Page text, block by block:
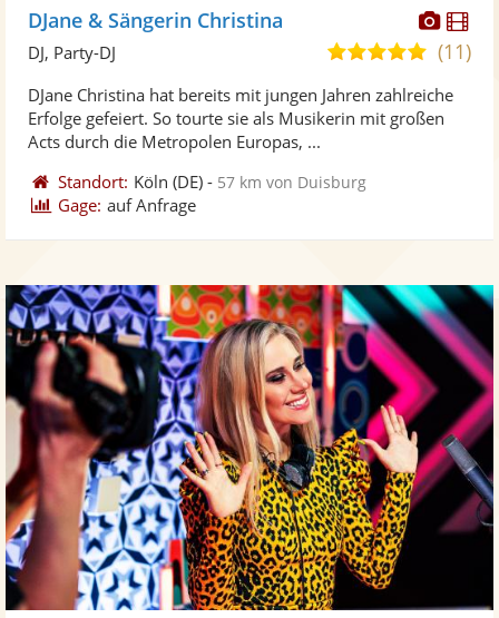
Fotos
DJane & Sängerin Christina
4,9
5
(11)
DJ, Party-DJ
DJane Christina hat bereits mit jungen Jahren zahlreiche
Erfolge gefeiert. So tourte sie als Musikerin mit großen
Acts durch die Metropolen Europas, ...
Standort: Köln (DE) - 57 km von Duisburg
Gage: auf Anfrage